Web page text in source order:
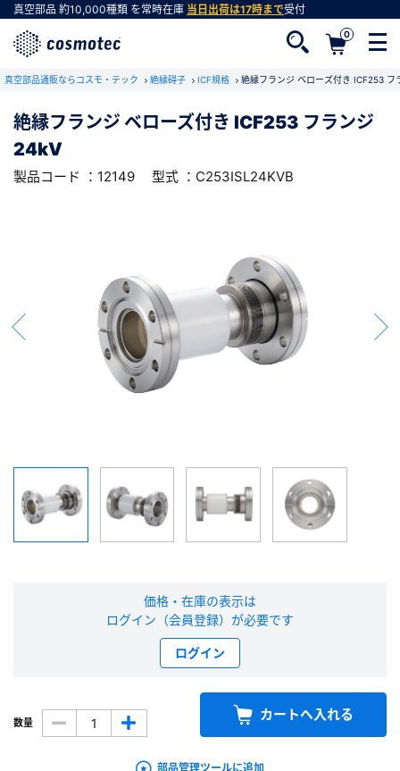
真空部品 約10,000種類 を常時在庫 当日出荷は17時まで受付
0
真空部品通販ならコスモ・テック 絶縁碍子 ICF規格 絶縁フランジ ベローズ付き ICF253 フ
絶縁フランジ ベローズ付き ICF253 フランジ
24kV
製品コード ：12149 型式 ：C253ISL24KVB
価格・在庫の表示は
ログイン（会員登録）が必要です
ログイン
数量 カートへ入れる
部品管理ツールに追加
RoHS2適合報告書のダウンロード
下記製品のRoHS2適合報告書のダウンロードをします。
ジ 24kV
型式 ：C253ISL24KVB 製品コード ：12149
ダウンロードする
会員登録をすれば、便利な機能がご利用いただけ
があります。また当社の判断によりお断りする場合があります。
会員の方はこちら
ログイン
お問い合わせページ